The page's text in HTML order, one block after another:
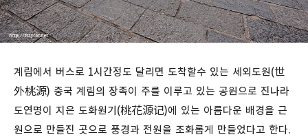
계림에서 버스로 1시간정도 달리면 도착할수 있는 세외도원(世
外桃源) 중국 계림의 장족이 주를 이루고 있는 공원으로 진나라
도연명이 지은 도화원기(桃花源记)에 있는 아름다운 배경을 근
원으로 만들진 곳으로 풍경과 전원을 조화롭게 만들었다고 한다.